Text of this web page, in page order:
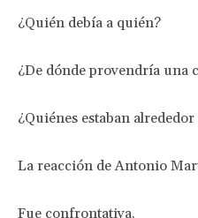
¿Quién debía a quién?
¿De dónde provendría una
¿Quiénes estaban
La reacción de Antonio
Fue confrontativa.